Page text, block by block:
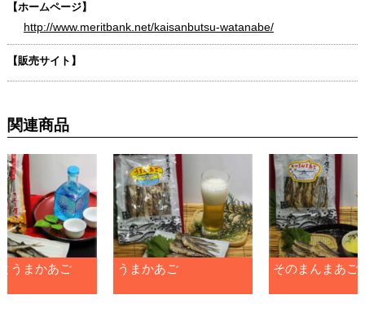
【ホームページ】
http://www.meritbank.net/kaisanbutsu-watanabe/
【販売サイト】
関連商品
うまかあご うまかあご そのまんまあご